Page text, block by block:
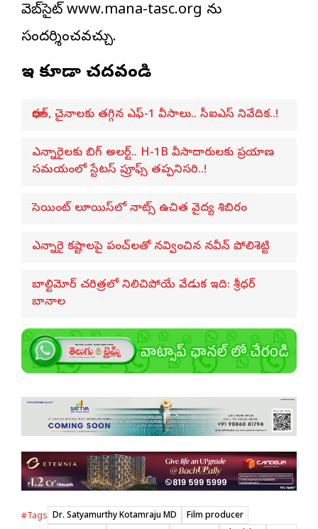
వెబ్‌సైట్ www.mana-tasc.org ను
సందర్శించవచ్చు.
ఇవి కూడా చదవండి
భారత్, చైనాలకు తగ్గిన ఎఫ్-1 వీసాలు.. సీఐఎస్ నివేదిక..!
ఎన్నారైలకు బిగ్ అలర్ట్.. H-1B వీసాదారులకు ప్రయాణ
సమయంలో స్టేటస్ ప్రూఫ్స్ తప్పనిసరి..!
సెయింట్ లూయిస్‌లో నాట్స్ ఉచిత వైద్య శిబిరం
ఎన్నారై కష్టాలపై పంచ్‌లతో నవ్వించిన నవీన్ పోలిశెట్టి
బాల్టిమోర్ చరిత్రలో నిలిచిపోయే వేడుక ఇది: శ్రీధర్
బానాల
#Tags Dr. Satyamurthy Kotamraju MD
Film producer